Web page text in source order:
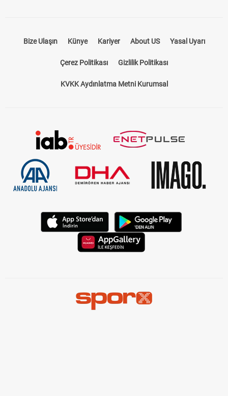
Bize Ulaşın Künye Kariyer About US Yasal Uyarı
Çerez Politikası Gizlilik Politikası
KVKK Aydınlatma Metni Kurumsal